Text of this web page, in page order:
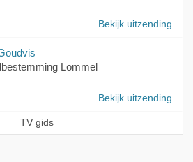
Bekijk uitzending
Lommel
Bekijk uitzending
TV gids